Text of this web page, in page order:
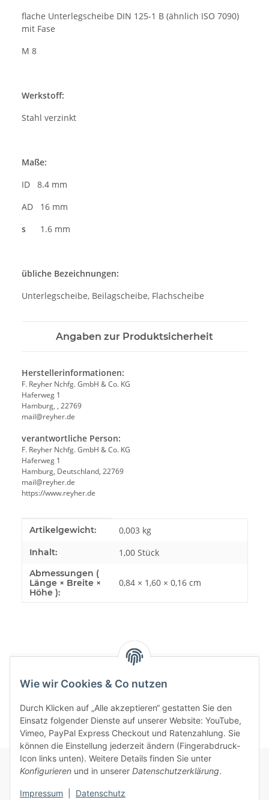
Wie wir Cookies & Co nutzen
Durch Klicken auf „Alle akzeptieren“ gestatten Sie den
Einsatz folgender Dienste auf unserer Website: YouTube,
Vimeo, PayPal Express Checkout und Ratenzahlung. Sie
können die Einstellung jederzeit ändern (Fingerabdruck-
Icon links unten). Weitere Details finden Sie unter
Konfigurieren und in unserer Datenschutzerklärung.
Impressum Datenschutz
flache Unterlegscheibe DIN 125-1 B (ähnlich ISO 7090)
mit Fase
M 8
Werkstoff:
Stahl verzinkt
Maße:
ID 8.4 mm
AD 16 mm
s 1.6 mm
übliche Bezeichnungen:
Unterlegscheibe, Beilagscheibe, Flachscheibe
Angaben zur Produktsicherheit
Herstellerinformationen:
F. Reyher Nchfg. GmbH & Co. KG
Haferweg 1
Hamburg, , 22769
mail@reyher.de
verantwortliche Person:
F. Reyher Nchfg. GmbH & Co. KG
Haferweg 1
Hamburg, Deutschland, 22769
mail@reyher.de
https://www.reyher.de
Produkteigenschaft
Wert
Artikelgewicht: 0,003 kg
Inhalt: 1,00 Stück
Abmessungen (
Länge × Breite ×
Höhe ):
0,84 × 1,60 × 0,16 cm
Informationen